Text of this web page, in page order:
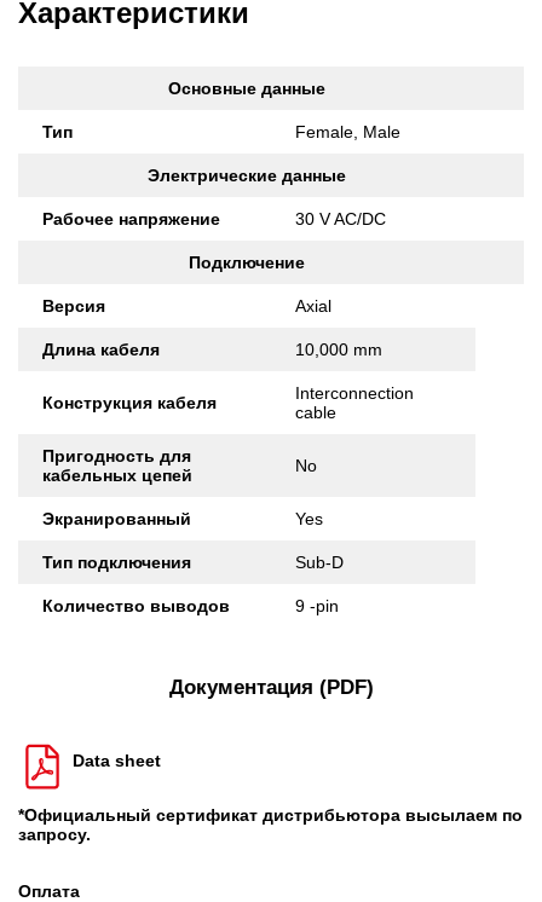
Характеристики
Основные данные
Тип Female, Male
Электрические данные
Рабочее напряжение 30 V AC/DC
Подключение
Версия Axial
Длина кабеля 10,000 mm
Конструкция кабеля
Interconnection
cable
Пригодность для
кабельных цепей
No
Экранированный Yes
Тип подключения Sub-D
Количество выводов 9 -pin
Документация (PDF)
Data sheet
*Официальный сертификат дистрибьютора высылаем по
запросу.
Оплата